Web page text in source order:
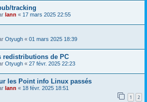
tracking
lann « 17 mars 2025 22:55
Otyugh « 01 mars 2025 18:39
redistributions de PC
Otyugh « 27 févr. 2025 22:23
les Point info Linux passés
lann « 18 févr. 2025 18:51
1 2